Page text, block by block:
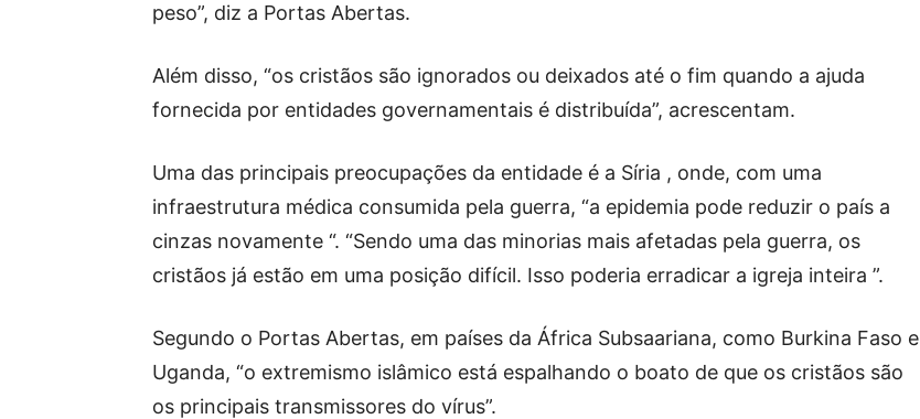
peso”, diz a Portas Abertas.
Além disso, “os cristãos são ignorados ou deixados até o fim quando a ajuda
fornecida por entidades governamentais é distribuída”, acrescentam.
Uma das principais preocupações da entidade é a Síria , onde, com uma
infraestrutura médica consumida pela guerra, “a epidemia pode reduzir o país a
cinzas novamente “. “Sendo uma das minorias mais afetadas pela guerra, os
cristãos já estão em uma posição difícil. Isso poderia erradicar a igreja inteira ”.
Segundo o Portas Abertas, em países da África Subsaariana, como Burkina Faso e
Uganda, “o extremismo islâmico está espalhando o boato de que os cristãos são
os principais transmissores do vírus”.